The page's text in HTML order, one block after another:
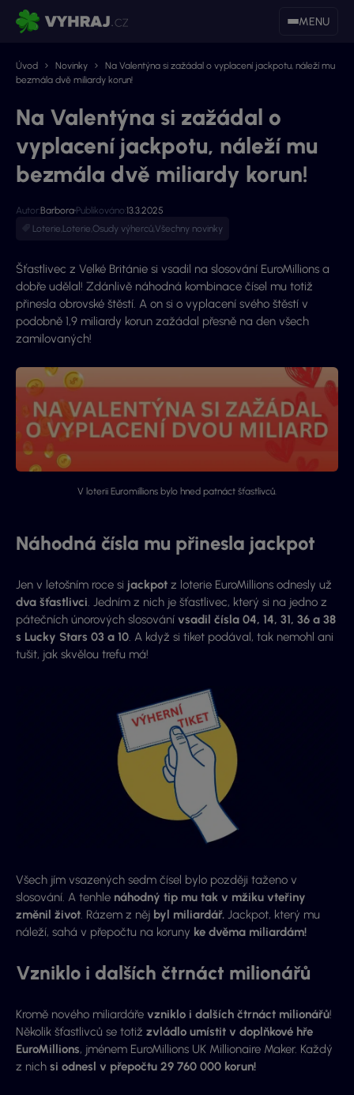
MENU
Úvod Novinky
Na Valentýna si zažádal o vyplacení jackpotu, náleží mu
bezmála dvě miliardy korun!
Na Valentýna si zažádal o
vyplacení jackpotu, náleží mu
bezmála dvě miliardy korun!
Autor: Barbora Publikováno: 13.3.2025
Loterie,Loterie,Osudy výherců,Všechny novinky
Šťastlivec z Velké Británie si vsadil na slosování EuroMillions a
dobře udělal! Zdánlivě náhodná kombinace čísel mu totiž
přinesla obrovské štěstí. A on si o vyplacení svého štěstí v
podobně 1,9 miliardy korun zažádal přesně na den všech
zamilovaných!
V loterii Euromillions bylo hned patnáct šťastlivců.
Náhodná čísla mu přinesla jackpot
Jen v letošním roce si jackpot z loterie EuroMillions odnesly už
dva šťastlivci. Jedním z nich je šťastlivec, který si na jedno z
pátečních únorových slosování vsadil čísla 04, 14, 31, 36 a 38
s Lucky Stars 03 a 10. A když si tiket podával, tak nemohl ani
tušit, jak skvělou trefu má!
Všech jím vsazených sedm čísel bylo později taženo v
slosování. A tenhle náhodný tip mu tak v mžiku vteřiny
změnil život . Rázem z něj byl miliardář. Jackpot, který mu
náleží, sahá v přepočtu na koruny ke dvěma miliardám!
Vzniklo i dalších čtrnáct milionářů
Kromě nového miliardáře vzniklo i dalších čtrnáct milionářů!
Několik šťastlivců se totiž zvládlo umístit v doplňkové hře
EuroMillions, jménem EuroMillions UK Millionaire Maker. Každý
z nich si odnesl v přepočtu 29 760 000 korun!